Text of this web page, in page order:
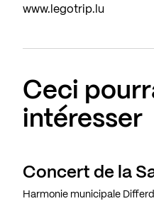
www.legotrip.lu
Ceci
intéresser
Concert de la
Harmonie municipale